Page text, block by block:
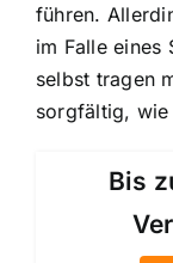
führen.
im Falle eines
selbst tragen
sorgfältig, wie
Bis